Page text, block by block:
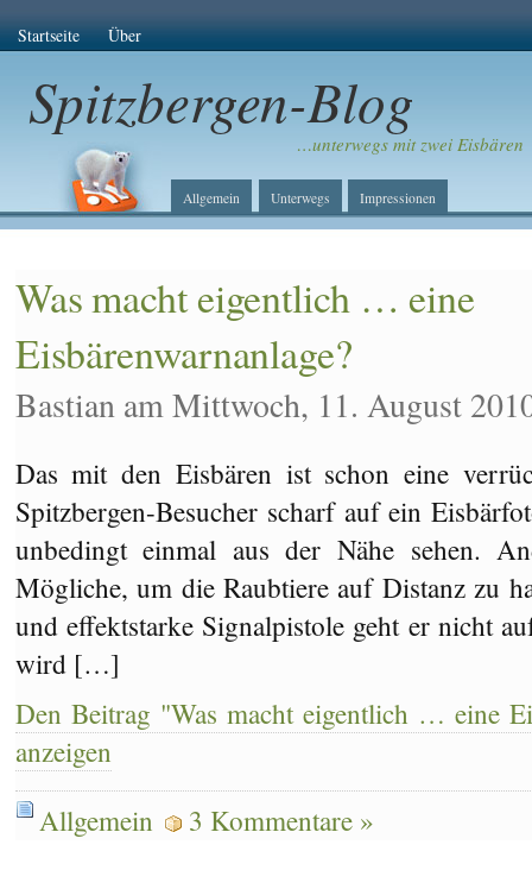
Startseite Über
Spitzbergen-Blog
…unterwegs mit zwei Eisbären
Allgemein Unterwegs Impressionen
Was macht eigentlich … eine
Eisbärenwarnanlage?
Bastian am Mittwoch, 11. August
Das mit den Eisbären ist schon eine
Spitzbergen-Besucher scharf auf ein
unbedingt einmal aus der Nähe sehen.
Mögliche, um die Raubtiere auf Distanz zu
und effektstarke Signalpistole geht er nicht
wird […]
Den Beitrag "Was macht eigentlich … eine
anzeigen
Allgemein
3 Kommentare »